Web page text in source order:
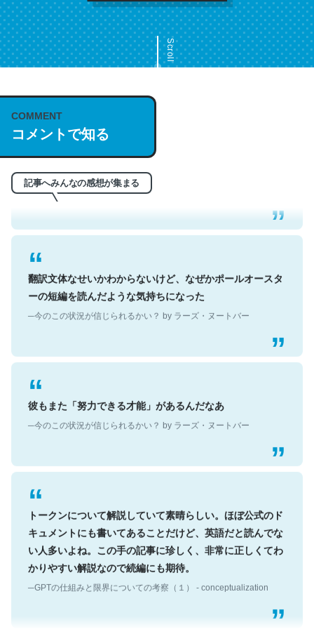
Scroll
COMMENT
コメントで知る
記事へみんなの感想が集まる
これは名文。彼はとてもクレバーなんだろうなと凄く思
う。英語少しでも読める人は原文もお勧め。自分はこの流
─今のこの状況が信じられるかい？ by ラーズ・ヌートバー
翻訳文体なせいかわからないけど、なぜかポールオースタ
ーの短編を読んだような気持ちになった
彼もまた「努力できる才能」があるんだなあ
トークンについて解説していて素晴らしい。ほぼ公式のド
キュメントにも書いてあることだけど、英語だと読んでな
い人多いよね。この手の記事に珍しく、非常に正しくてわ
かりやすい解説なので続編にも期待。